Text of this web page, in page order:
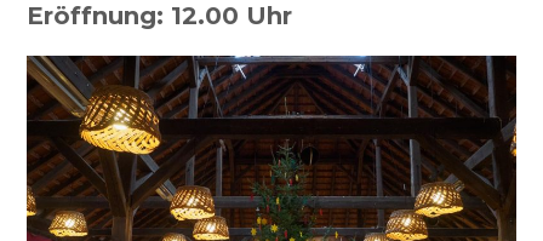
Eröffnung: 12.00 Uhr